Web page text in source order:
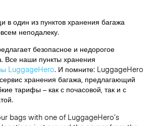
в один из пунктов хранения багажа
неподалеку.
безопасное и недорогое
Все наши пункты хранения
LuggageHero. И помните: LuggageHero
хранения багажа, предлагающий
тарифы – как с почасовой, так и с
bags with one of LuggageHero’s